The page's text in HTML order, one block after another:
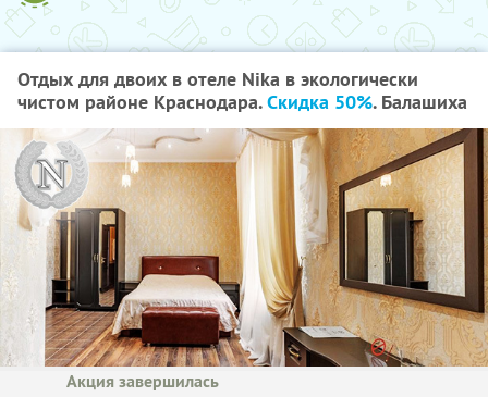
Отдых для двоих в отеле Nika в экологически
чистом районе Краснодара.Скидка 50%. Балашиха
Акция завершилась